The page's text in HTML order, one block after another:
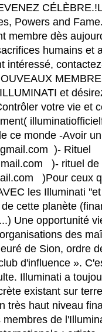
Powers and
membre dès
humains et
intéressé,
et
votre vie et
ce monde -Avoir
)- Rituel
)- rituel de
)Pour ceux
les Illuminati
cette planète
Une opportunité
des
de Sion, ordre
d'influence ».
Illuminati a
existant sur
très haut niveau
de